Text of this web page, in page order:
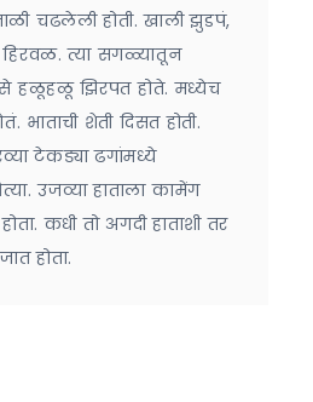
चढलेली होती. खाली झुडपं,
त्या सगळ्यातून
हळूहळू झिरपत होते. मध्येच
भाताची शेती दिसत होती.
टेकड्या ढगांमध्ये
उजव्या हाताला कामेंग
कधी तो अगदी हाताशी तर
होता.